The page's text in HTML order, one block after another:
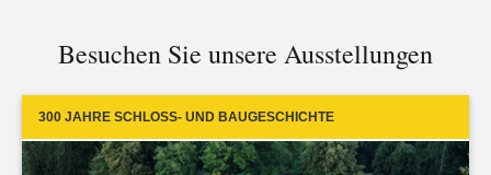
Besuchen Sie unsere Ausstellungen
300 JAHRE SCHLOSS- UND BAUGESCHICHTE